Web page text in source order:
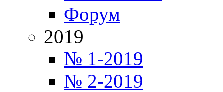
Форум
2019
№ 1-2019
№ 2-2019